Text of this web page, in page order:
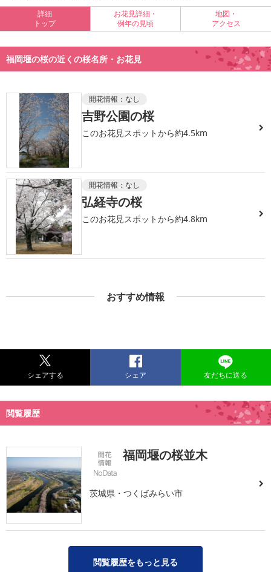
詳細
トップ
お花見詳細・
例年の見頃
地図・
アクセス
福岡堰の桜の近くの桜名所・お花見
開花情報： なし
吉野公園の桜
このお花見スポットから約4.5km
開花情報： なし
弘経寺の桜
このお花見スポットから約4.8km
おすすめ情報
シェアする シェア 友だちに送る
閲覧履歴
福岡堰の桜並木
茨城県・つくばみらい市
閲覧履歴をもっと見る